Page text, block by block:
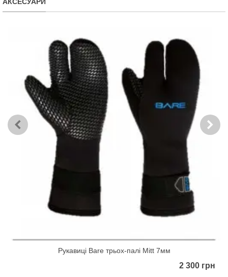
АКСЕСУАРИ
Рукавиці Bare трьох-палі Mitt 7мм
2 300 грн